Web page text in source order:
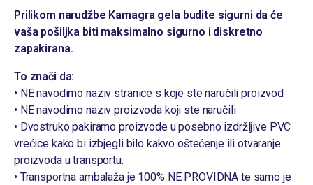
Prilikom narudžbe Kamagra gela budite sigurni da će
vaša pošiljka biti maksimalno sigurno i diskretno
zapakirana.
To znači da:
• NE navodimo naziv stranice s koje ste naručili proizvod
• NE navodimo naziv proizvoda koji ste naručili
• Dvostruko pakiramo proizvode u posebno izdržljive PVC
vrećice kako bi izbjegli bilo kakvo oštećenje ili otvaranje
proizvoda u transportu.
• Transportna ambalaža je 100% NE PROVIDNA te samo je